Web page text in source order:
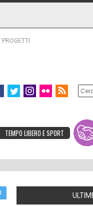
PROGETTI
TEMPO LIBERO E SPORT